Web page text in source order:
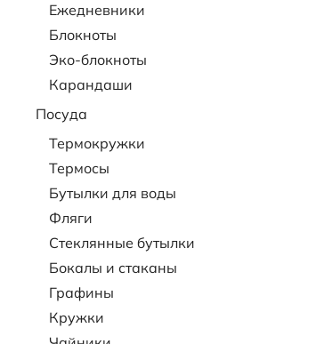
Ежедневники
Блокноты
Эко-блокноты
Карандаши
Посуда
Термокружки
Термосы
Бутылки для воды
Фляги
Стеклянные бутылки
Бокалы и стаканы
Графины
Кружки